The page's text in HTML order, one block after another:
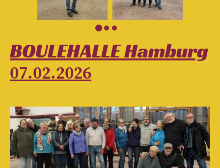
BOULEHALLE Hamburg
07.02.2026